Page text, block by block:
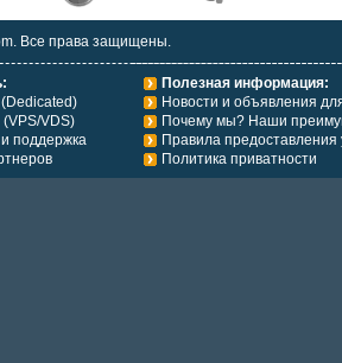
Все права защищены.
VDS)
поддержка
Полезная информация:
Новости и объявления
Почему мы? Наши
Правила предоставления
Политика приватности